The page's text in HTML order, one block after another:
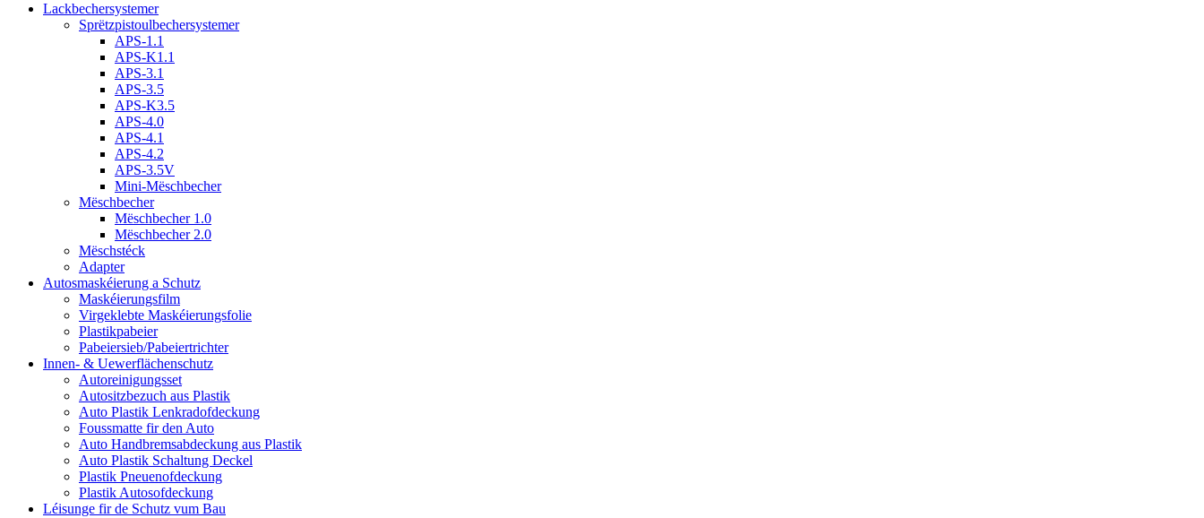
Lackbechersystemer
Sprëtzpistoulbechersystemer
APS-1.1
APS-K1.1
APS-3.1
APS-3.5
APS-K3.5
APS-4.0
APS-4.1
APS-4.2
APS-3.5V
Mini-Mëschbecher
Mëschbecher
Mëschbecher 1.0
Mëschbecher 2.0
Mëschstéck
Adapter
Autosmaskéierung a Schutz
Maskéierungsfilm
Virgeklebte Maskéierungsfolie
Plastikpabeier
Pabeiersieb/Pabeiertrichter
Innen- & Uewerflächenschutz
Autoreinigungsset
Autositzbezuch aus Plastik
Auto Plastik Lenkradofdeckung
Foussmatte fir den Auto
Auto Handbremsabdeckung aus Plastik
Auto Plastik Schaltung Deckel
Plastik Pneuenofdeckung
Plastik Autosofdeckung
Léisunge fir de Schutz vum Bau